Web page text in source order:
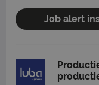
Job alert